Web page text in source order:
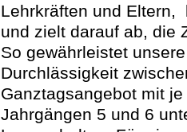
Lehrkräften und Eltern,
und zielt darauf ab, die
So gewährleistet
Durchlässigkeit
Ganztagsangebot mit
Jahrgängen 5 und 6